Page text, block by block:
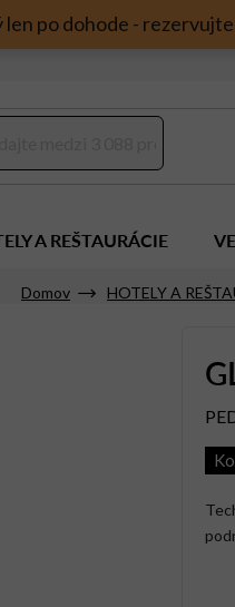
po dohode -
A REŠTAURÁCIE
Domov HOTELY A